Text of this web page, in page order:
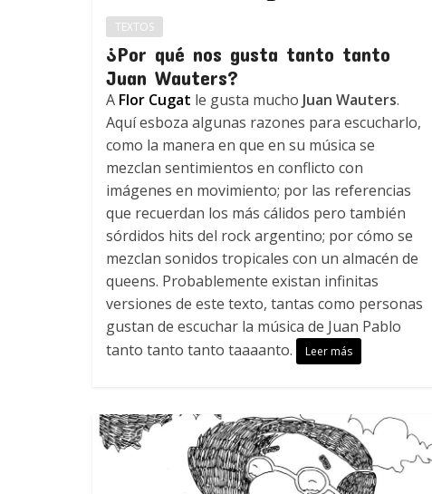
TEXTOS
¿Por qué nos gusta tanto tanto
Juan Wauters?
A Flor Cugat le gusta mucho Juan Wauters.
Aquí esboza algunas razones para escucharlo,
como la manera en que en su música se
mezclan sentimientos en conflicto con
imágenes en movimiento; por las referencias
que recuerdan los más cálidos pero también
sórdidos hits del rock argentino; por cómo se
mezclan sonidos tropicales con un almacén de
queens. Probablemente existan infinitas
versiones de este texto, tantas como personas
gustan de escuchar la música de Juan Pablo
tanto tanto tanto taaaanto.
Leer más